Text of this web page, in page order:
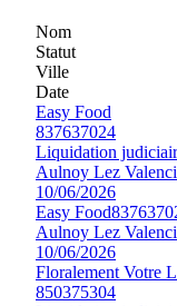
Nom
Statut
Ville
Date
Easy Food
837637024
Liquidation
Aulnoy Lez
10/06/2026
Easy Food
Aulnoy Lez
10/06/2026
Floralement Votre
850375304